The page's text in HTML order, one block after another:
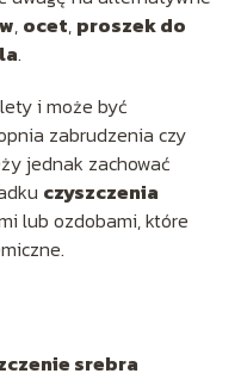
, ocet, proszek do
.
i może być
zabrudzenia czy
jednak zachować
czyszczenia
lub ozdobami, które
srebra